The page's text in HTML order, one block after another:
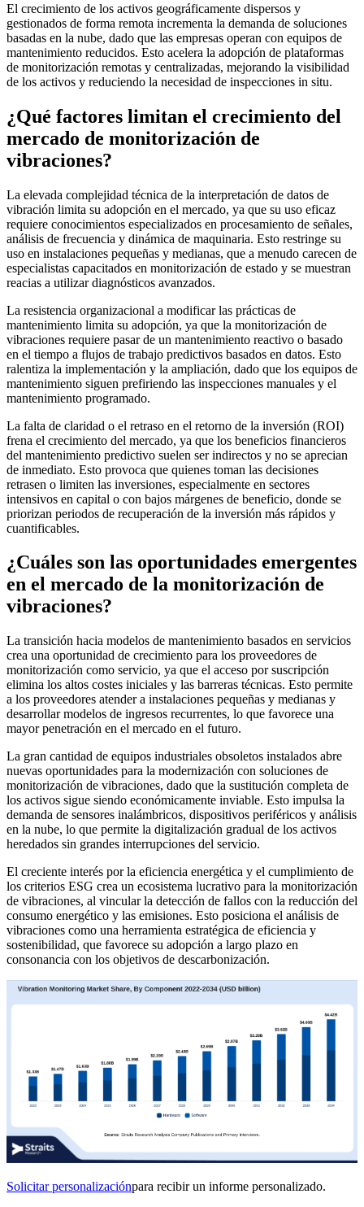
El crecimiento de los activos geográficamente dispersos y
gestionados de forma remota incrementa la demanda de soluciones
basadas en la nube, dado que las empresas operan con equipos de
mantenimiento reducidos. Esto acelera la adopción de plataformas
de monitorización remotas y centralizadas, mejorando la visibilidad
de los activos y reduciendo la necesidad de inspecciones in situ.
¿Qué factores limitan el crecimiento del
mercado de monitorización de
vibraciones?
La elevada complejidad técnica de la interpretación de datos de
vibración limita su adopción en el mercado, ya que su uso eficaz
requiere conocimientos especializados en procesamiento de señales,
análisis de frecuencia y dinámica de maquinaria. Esto restringe su
uso en instalaciones pequeñas y medianas, que a menudo carecen de
especialistas capacitados en monitorización de estado y se muestran
reacias a utilizar diagnósticos avanzados.
La resistencia organizacional a modificar las prácticas de
mantenimiento limita su adopción, ya que la monitorización de
vibraciones requiere pasar de un mantenimiento reactivo o basado
en el tiempo a flujos de trabajo predictivos basados ​​en datos. Esto
ralentiza la implementación y la ampliación, dado que los equipos de
mantenimiento siguen prefiriendo las inspecciones manuales y el
mantenimiento programado.
La falta de claridad o el retraso en el retorno de la inversión (ROI)
frena el crecimiento del mercado, ya que los beneficios financieros
del mantenimiento predictivo suelen ser indirectos y no se aprecian
de inmediato. Esto provoca que quienes toman las decisiones
retrasen o limiten las inversiones, especialmente en sectores
intensivos en capital o con bajos márgenes de beneficio, donde se
priorizan periodos de recuperación de la inversión más rápidos y
cuantificables.
¿Cuáles son las oportunidades emergentes
en el mercado de la monitorización de
vibraciones?
La transición hacia modelos de mantenimiento basados ​​en servicios
crea una oportunidad de crecimiento para los proveedores de
monitorización como servicio, ya que el acceso por suscripción
elimina los altos costes iniciales y las barreras técnicas. Esto permite
a los proveedores atender a instalaciones pequeñas y medianas y
desarrollar modelos de ingresos recurrentes, lo que favorece una
mayor penetración en el mercado en el futuro.
La gran cantidad de equipos industriales obsoletos instalados abre
nuevas oportunidades para la modernización con soluciones de
monitorización de vibraciones, dado que la sustitución completa de
los activos sigue siendo económicamente inviable. Esto impulsa la
demanda de sensores inalámbricos, dispositivos periféricos y análisis
en la nube, lo que permite la digitalización gradual de los activos
heredados sin grandes interrupciones del servicio.
El creciente interés por la eficiencia energética y el cumplimiento de
los criterios ESG crea un ecosistema lucrativo para la monitorización
de vibraciones, al vincular la detección de fallos con la reducción del
consumo energético y las emisiones. Esto posiciona el análisis de
vibraciones como una herramienta estratégica de eficiencia y
sostenibilidad, que favorece su adopción a largo plazo en
consonancia con los objetivos de descarbonización.
Solicitar personalizaciónpara recibir un informe personalizado.